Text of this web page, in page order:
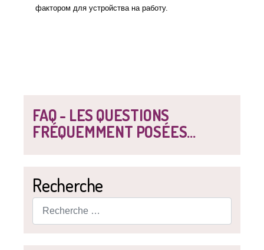
FAQ - LES QUESTIONS
FRÉQUEMMENT POSÉES...
Recherche
фактором для устройства на работу.